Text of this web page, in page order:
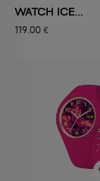
WATCH ICE...
119,00 €